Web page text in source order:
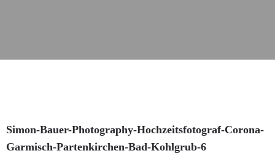
Simon-Bauer-Photography-Hochzeitsfotograf-Corona-
Garmisch-Partenkirchen-Bad-Kohlgrub-6